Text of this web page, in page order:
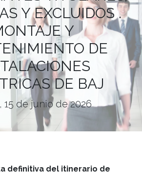
Y EXCLUIDOS .
Y
DE
DE BAJ
15 de junio de 2026
definitiva del itinerario de